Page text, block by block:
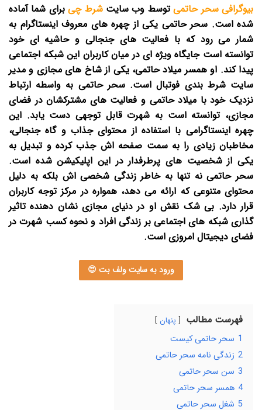
بیوگرافی سحر حاتمیتوسط وب سایتشرط چیبرای شما آماده
شده است. سحر حاتمی یکی از چهره های معروف اینستاگرام به
شمار می رود که با فعالیت های جنجالی و حاشیه ای خود
توانسته است جایگاه ویژه ای در میان کاربران این شبکه اجتماعی
پیدا کند. او همسر میلاد حاتمی، یکی از شاخ های مجازی و مدیر
سایت شرط بندی فوتبال است. سحر حاتمی به واسطه ارتباط
نزدیک خود با میلاد حاتمی و فعالیت های مشترکشان در فضای
مجازی، توانسته است به شهرت قابل توجهی دست یابد. این
چهره اینستاگرامی با استفاده از محتوای جذاب و گاه جنجالی،
مخاطبان زیادی را به سمت صفحه اش جذب کرده و تبدیل به
یکی از شخصیت های پرطرفدار در این اپلیکیشن شده است.
سحر حاتمی نه تنها به خاطر زندگی شخصی اش بلکه به دلیل
محتوای متنوعی که ارائه می دهد، همواره در مرکز توجه کاربران
قرار دارد. بی شک نقش او در دنیای مجازی نشان دهنده تاثیر
گذاری شبکه های اجتماعی بر زندگی افراد و نحوه کسب شهرت در
فضای دیجیتال امروزی است.
ورود به سایت ولف بت 😍
فهرست مطالب پنهان
1 سحر حاتمی کیست
2 زندگی نامه سحر حاتمی
3 سن سحر حاتمی
4 همسر سحر حاتمی
5 شغل سحر حاتمی